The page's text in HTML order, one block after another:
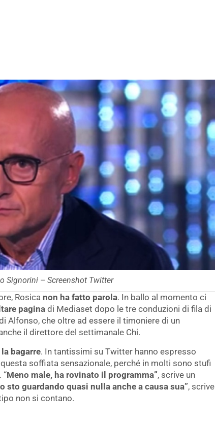
Signorini – Screenshot Twitter
Rosica non ha fatto parola. In ballo al momento ci
pagina di Mediaset dopo le tre conduzioni di fila di
Alfonso, che oltre ad essere il timoniere di un
il direttore del settimanale Chi.
bagarre. In tantissimi su Twitter hanno espresso
soffiata sensazionale, perché in molti sono stufi
“Meno male, ha rovinato il programma”, scrive un
sto guardando quasi nulla anche a causa sua”, scrive
non si contano.